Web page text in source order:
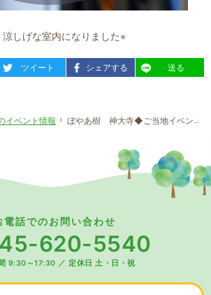
しげな室内になりました⭐︎
entry1967
ツイート entry1967
シェアする entry1967
送る
イベント情報 ぼやあ樹 神大寺◆ご当地イベント【愛知県編】②
電話でのお問い合わせ
620-5540
9:30～17:30 ／ 定休日 土・日・祝